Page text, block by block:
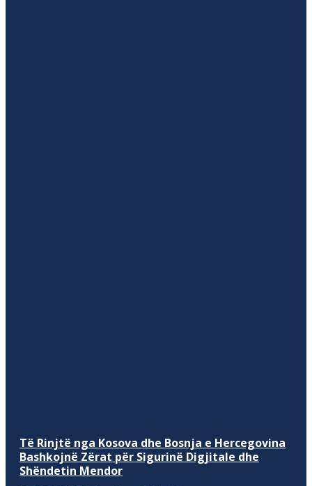
Të Rinjtë nga Kosova dhe Bosnja e Hercegovina
Bashkojnë Zërat për Sigurinë Digjitale dhe
Shëndetin Mendor